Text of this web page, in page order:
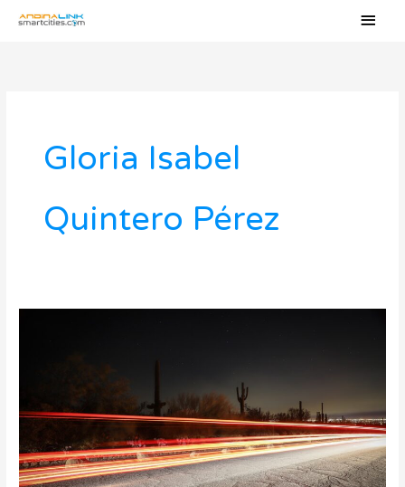
Gloria Isabel
Quintero Pérez
Territorios
Inteligentes